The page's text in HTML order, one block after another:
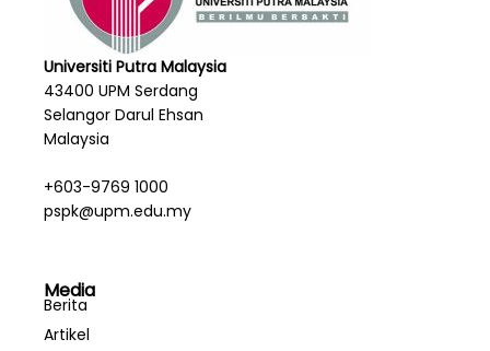
Universiti Putra Malaysia
43400 UPM Serdang
Selangor Darul Ehsan
Malaysia
+603-9769 1000
pspk@upm.edu.my
Media
Berita
Artikel